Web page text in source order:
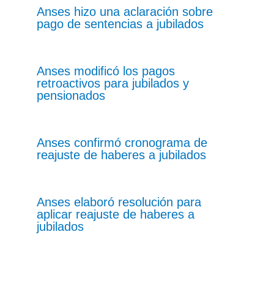
Anses hizo una aclaración sobre
pago de sentencias a jubilados
Anses modificó los pagos
retroactivos para jubilados y
pensionados
Anses confirmó cronograma de
reajuste de haberes a jubilados
Anses elaboró resolución para
aplicar reajuste de haberes a
jubilados